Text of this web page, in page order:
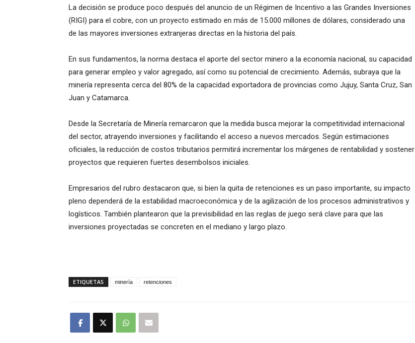
La decisión se produce poco después del anuncio de un Régimen de Incentivo a las Grandes Inversiones
(RIGI) para el cobre, con un proyecto estimado en más de 15.000 millones de dólares, considerado una
de las mayores inversiones extranjeras directas en la historia del país.
En sus fundamentos, la norma destaca el aporte del sector minero a la economía nacional, su capacidad
para generar empleo y valor agregado, así como su potencial de crecimiento. Además, subraya que la
minería representa cerca del 80% de la capacidad exportadora de provincias como Jujuy, Santa Cruz, San
Juan y Catamarca.
Desde la Secretaría de Minería remarcaron que la medida busca mejorar la competitividad internacional
del sector, atrayendo inversiones y facilitando el acceso a nuevos mercados. Según estimaciones
oficiales, la reducción de costos tributarios permitirá incrementar los márgenes de rentabilidad y sostener
proyectos que requieren fuertes desembolsos iniciales.
Empresarios del rubro destacaron que, si bien la quita de retenciones es un paso importante, su impacto
pleno dependerá de la estabilidad macroeconómica y de la agilización de los procesos administrativos y
logísticos. También plantearon que la previsibilidad en las reglas de juego será clave para que las
inversiones proyectadas se concreten en el mediano y largo plazo.
ETIQUETAS minería retenciones